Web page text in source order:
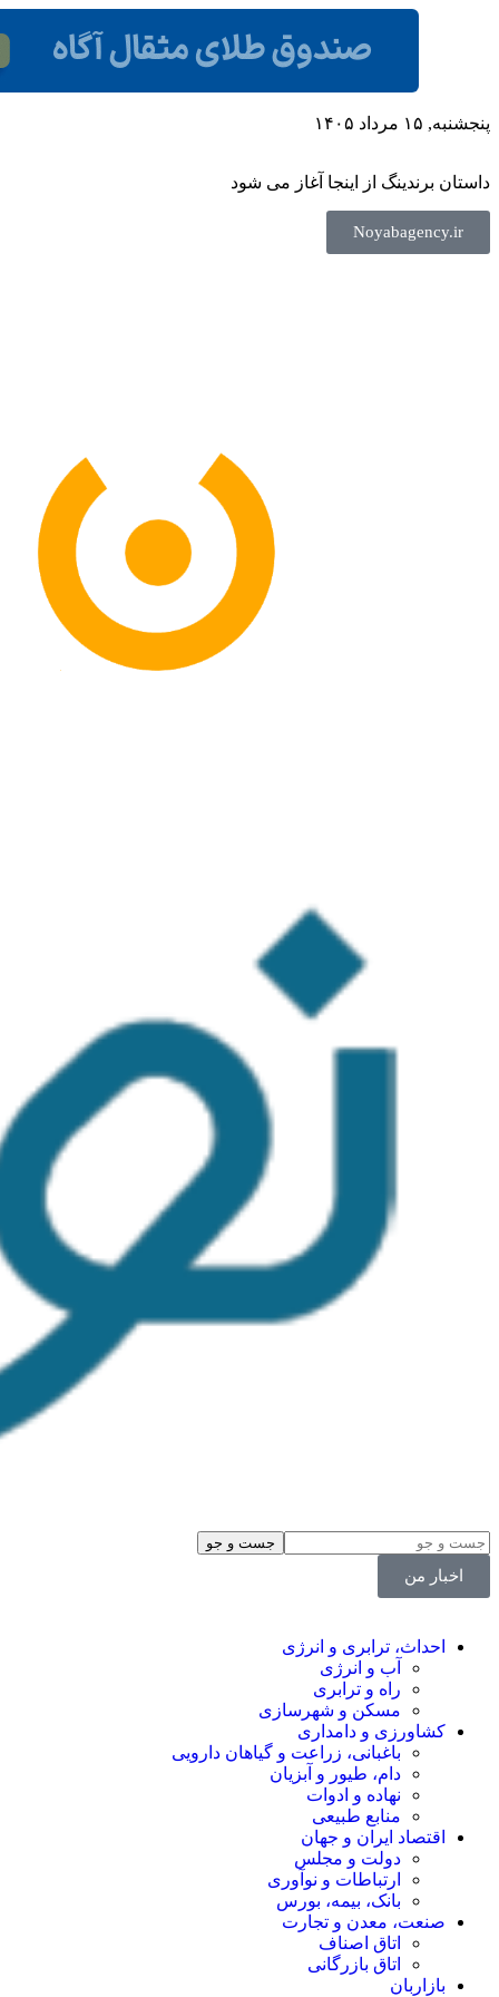
پنجشنبه, ۱۵ مرداد ۱۴۰۵
داستان برندینگ از اینجا آغاز می شود
Noyabagency.ir
اخبار من
احداث، ترابری و انرژی
آب و انرژی
راه و ترابری
مسکن و شهرسازی
کشاورزی و دامداری
باغبانی، زراعت و گیاهان دارویی
دام، طیور و آبزیان
نهاده و ادوات
منابع طبیعی
اقتصاد ایران و جهان
دولت و مجلس
ارتباطات و نوآوری
بانک، بیمه، بورس
صنعت، معدن و تجارت
اتاق اصناف
اتاق بازرگانی
بازاربان